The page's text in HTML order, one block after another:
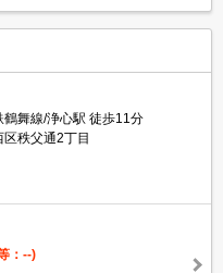
舞線/浄心駅 徒歩11分
秩父通2丁目
：--)